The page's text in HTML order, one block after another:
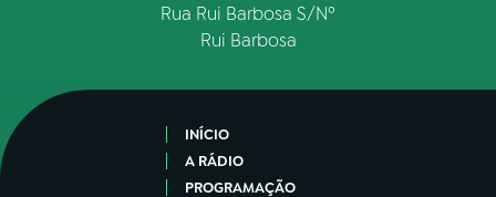
Rua Rui Barbosa S/Nº
Rui Barbosa
INÍCIO
A RÁDIO
PROGRAMAÇÃO